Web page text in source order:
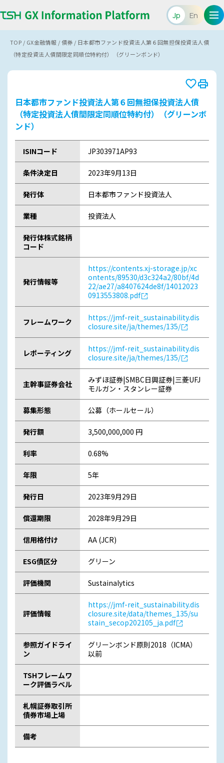
Jp En
TOP / GX金融情報 /債券 / 日本都市ファンド投資法人第６回無担保投資法人債
（特定投資法人債間限定同順位特約付）（グリーンボンド）
日本都市ファンド投資法人第６回無担保投資法人債
（特定投資法人債間限定同順位特約付）（グリーンボ
ンド）
ISINコード JP303971AP93
条件決定日 2023年9月13日
発行体 日本都市ファンド投資法人
業種 投資法人
発行体株式銘柄
コード
発行情報等
https://contents.xj-storage.jp/xc
ontents/89530/d3c324a2/80bf/4d
22/ae27/a8407624de8f/14012023
0913553808.pdf
フレームワーク
https://jmf-reit_sustainability.dis
closure.site/ja/themes/135/
レポーティング
https://jmf-reit_sustainability.dis
closure.site/ja/themes/135/
主幹事証券会社
みずほ証券|SMBC日興証券|三菱UFJ
モルガン・スタンレー証券
募集形態 公募（ホールセール）
発行額 3,500,000,000 円
利率 0.68%
年限 5年
発行日 2023年9月29日
償還期限 2028年9月29日
信用格付け AA (JCR)
ESG債区分 グリーン
評価機関 Sustainalytics
評価情報
https://jmf-reit_sustainability.dis
closure.site/data/themes_135/su
stain_secop202105_ja.pdf
参照ガイドライ
ン
グリーンボンド原則2018（ICMA）
以前
TSHフレームワ
ーク評価ラベル
札幌証券取引所
債券市場上場
備考